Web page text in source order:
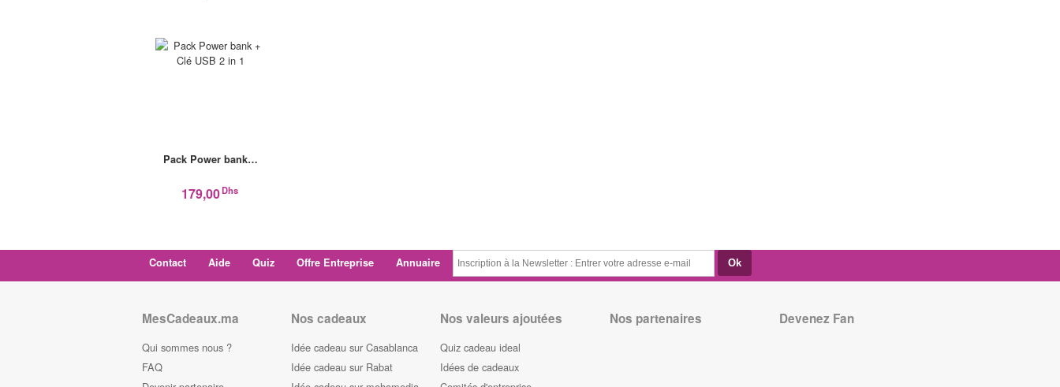
Pack Power bank…
179,00Dhs
Contact Aide Quiz Offre Entreprise Annuaire
MesCadeaux.ma
Qui sommes nous ?
FAQ
Nos cadeaux
Idée cadeau sur Casablanca
Idée cadeau sur Rabat
Nos valeurs ajoutées
Quiz cadeau ideal
Idées de cadeaux
Nos partenaires Devenez Fan